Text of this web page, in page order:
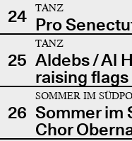
24
TANZ
Pro
25
TANZ
Aldebs / Al
raising flags
26
SOMMER IM
Sommer im
Chor